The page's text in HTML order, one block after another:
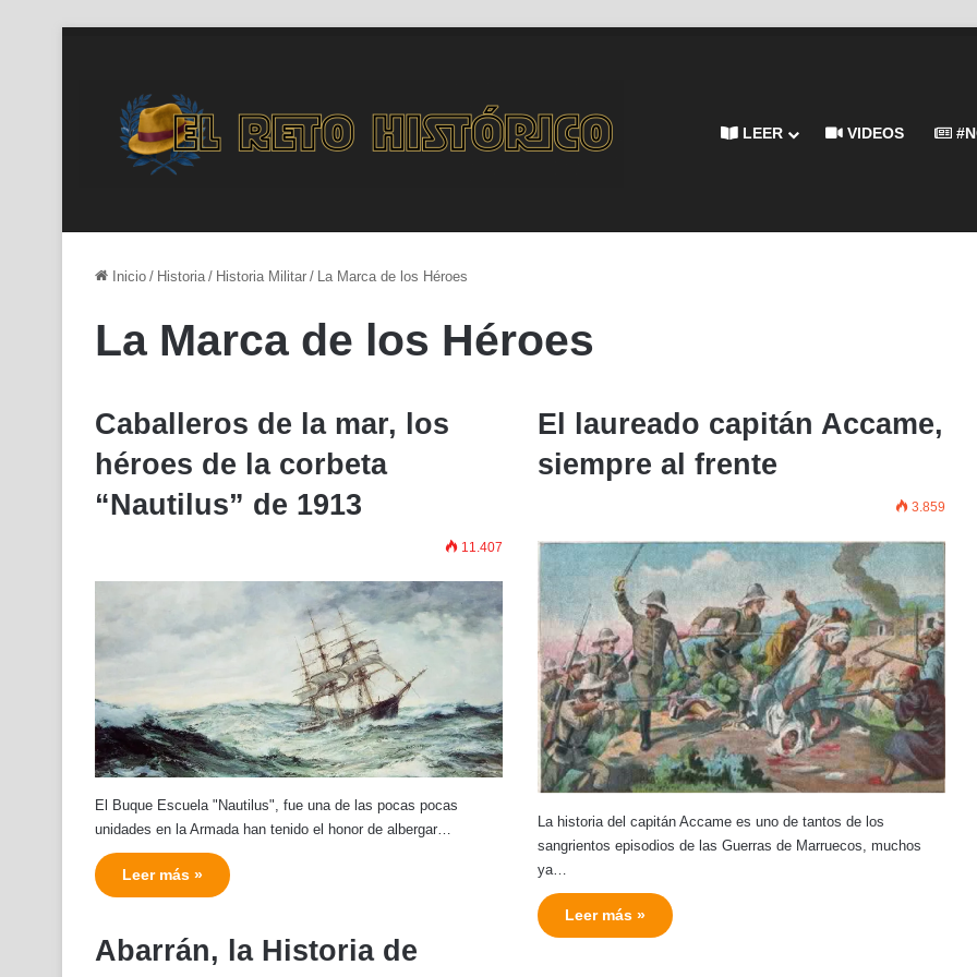
LEER VIDEOS
Inicio / Historia / Historia Militar / La Marca de los Héroes
La Marca de los Héroes
Caballeros de la mar, los
héroes de la corbeta
“Nautilus” de 1913
11.407
El Buque Escuela "Nautilus", fue una de las pocas pocas
unidades en la Armada han tenido el honor de albergar…
Leer más »
El laureado capitán Accame,
siempre al frente
3.859
La historia del capitán Accame es uno de tantos de los
sangrientos episodios de las Guerras de Marruecos, muchos
ya…
Leer más »
Abarrán, la Historia de